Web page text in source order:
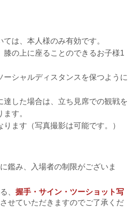
は、本人様のみ有効です。
の上に座ることのできるお子様1
シャルディスタンスを保つように
した場合は、立ち見席での観戦を
す。
ます（写真撮影は可能です。）
鑑み、入場者の制限がございま
、 握手・サイン・ツーショット写
せていただきますのでご了承くだ